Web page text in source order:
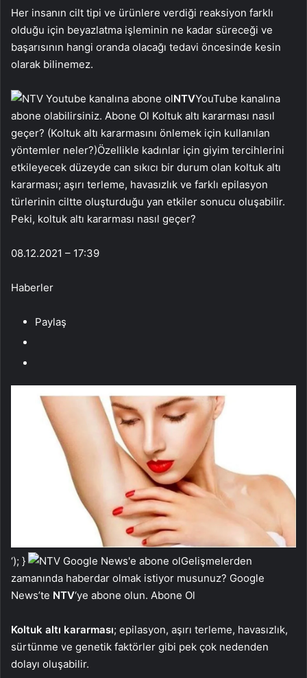
Her insanın cilt tipi ve ürünlere verdiği reaksiyon farklı
olduğu için beyazlatma işleminin ne kadar süreceği ve
başarısının hangi oranda olacağı tedavi öncesinde kesin
olarak bilinemez.
NTVYouTube kanalına
abone olabilirsiniz. Abone Ol Koltuk altı kararması nasıl
geçer? (Koltuk altı kararmasını önlemek için kullanılan
yöntemler neler?)Özellikle kadınlar için giyim tercihlerini
etkileyecek düzeyde can sıkıcı bir durum olan koltuk altı
kararması; aşırı terleme, havasızlık ve farklı epilasyon
türlerinin ciltte oluşturduğu yan etkiler sonucu oluşabilir.
Peki, koltuk altı kararması nasıl geçer?
08.12.2021 – 17:39
Haberler
Paylaş
‘); }
Gelişmelerden
zamanında haberdar olmak istiyor musunuz? Google
News’te NTV‘ye abone olun. Abone Ol
Koltuk altı kararması; epilasyon, aşırı terleme, havasızlık,
sürtünme ve genetik faktörler gibi pek çok nedenden
dolayı oluşabilir.